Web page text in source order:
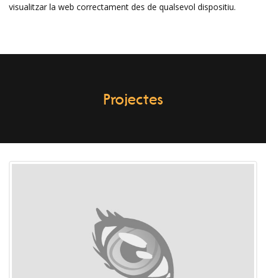
visualitzar la web correctament des de qualsevol dispositiu.
Projectes